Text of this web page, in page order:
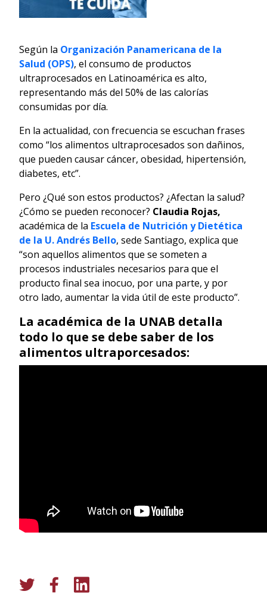
Según la Organización Panamericana de la
Salud (OPS), el consumo de productos
ultraprocesados en Latinoamérica es alto,
representando más del 50% de las calorías
consumidas por día.
En la actualidad, con frecuencia se escuchan frases
como “los alimentos ultraprocesados son dañinos,
que pueden causar cáncer, obesidad, hipertensión,
diabetes, etc”.
Pero ¿Qué son estos productos? ¿Afectan la salud?
¿Cómo se pueden reconocer? Claudia Rojas,
académica de la Escuela de Nutrición y Dietética
de la U. Andrés Bello, sede Santiago, explica que
“son aquellos alimentos que se someten a
procesos industriales necesarios para que el
producto final sea inocuo, por una parte, y por
otro lado, aumentar la vida útil de este producto”.
La académica de la UNAB detalla
todo lo que se debe saber de los
alimentos ultraporcesados: